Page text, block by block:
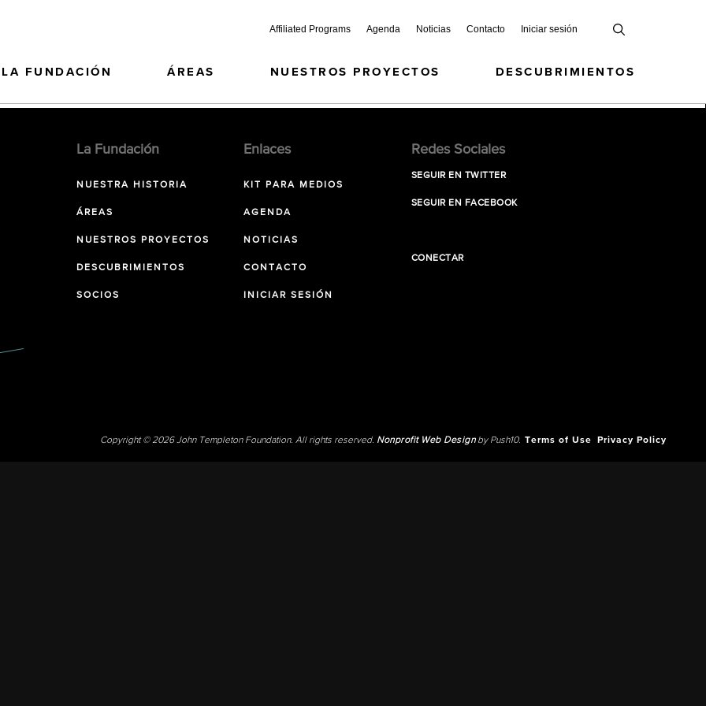
Affiliated Programs Agenda Noticias Contacto Iniciar sesión
LA FUNDACIÓN ÁREAS NUESTROS PROYECTOS DESCUBRIMIENTOS
La Fundación
NUESTRA HISTORIA
ÁREAS
NUESTROS PROYECTOS
DESCUBRIMIENTOS
SOCIOS
Enlaces
KIT PARA MEDIOS
AGENDA
NOTICIAS
CONTACTO
INICIAR SESIÓN
Redes Sociales
SEGUIR EN TWITTER
SEGUIR EN FACEBOOK
CONECTAR
Copyright © 2026 John Templeton Foundation. All rights reserved. Nonprofit Web Designby Push10. Terms of Use Privacy Policy